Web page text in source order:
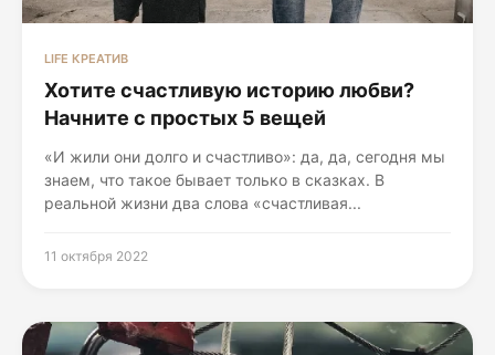
LIFE КРЕАТИВ
Хотите счастливую историю любви?
Начните с простых 5 вещей
«И жили они долго и счастливо»: да, да, сегодня мы
знаем, что такое бывает только в сказках. В
реальной жизни два слова «счастливая...
11 октября 2022